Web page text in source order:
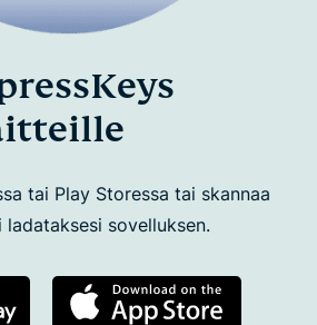
tai Play Storessa tai skannaa
sovelluksen.